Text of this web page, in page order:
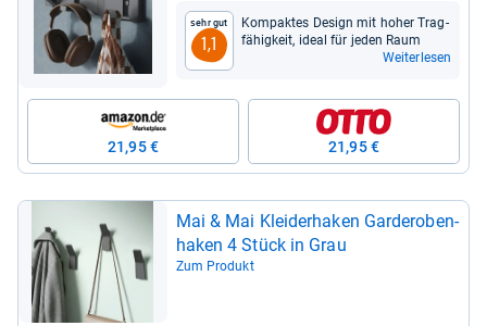
Sehr gut
1,1
Kom­pak­tes Design mit hoher Trag­
fä­hig­keit, ideal für jeden Raum
Weiterlesen
21,95 € 21,95 €
Mai & Mai Klei­der­ha­ken Gar­de­ro­ben­
ha­ken 4 Stück in Grau
Zum Produkt